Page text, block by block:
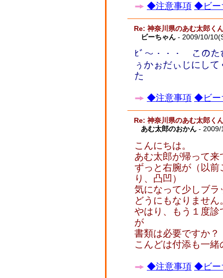
◆注意事項 ◆ビー
Re: 神奈川県のあむ太郎く
ビーちゃん - 2009/10/
ﾋﾞ～・・・ このた
ぅかぉだぃじにし
た
◆注意事項 ◆ビー
Re: 神奈川県のあむ太郎く
あむ太郎のおかん -
こんにちは。
あむ太郎が帰って
ずっと右腕が（以
り、凸凹）
気になって少しブ
どうにもなりません
やはり、もう１度
が
書類は必要ですか？
こんどは付添も一緒
◆注意事項 ◆ビー